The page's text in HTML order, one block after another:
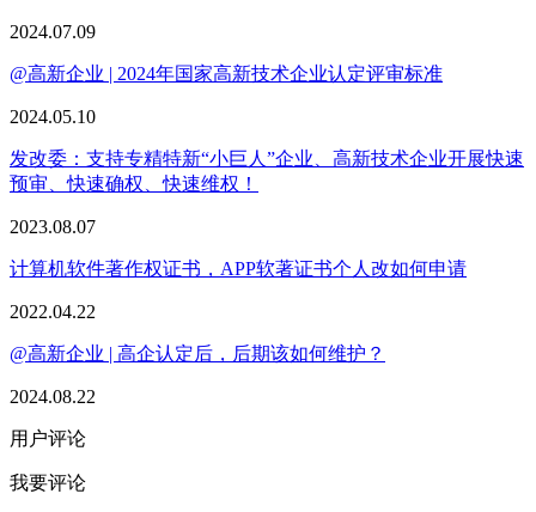
2024.07.09
@高新企业 | 2024年国家高新技术企业认定评审标准
2024.05.10
​发改委：支持专精特新“小巨人”企业、高新技术企业开展快速
预审、快速确权、快速维权！
2023.08.07
计算机软件著作权证书，APP软著证书个人改如何申请
2022.04.22
@高新企业 | 高企认定后，后期该如何维护？
2024.08.22
用户评论
我要评论